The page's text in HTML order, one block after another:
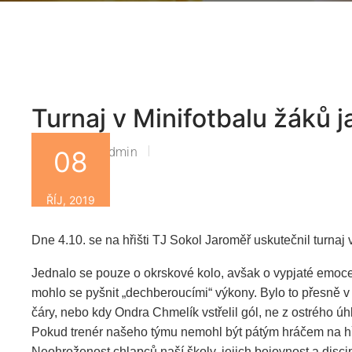
Turnaj v Minifotbalu žáků
By Zsbn-Admin
08
ŘÍJ, 2019
Dne 4.10. se na hřišti TJ Sokol Jaroměř uskutečnil
Jednalo se pouze o okrskové kolo, avšak o vypjaté
mohlo se pyšnit „dechberoucími“ výkony. Bylo to přesně
čáry, nebo kdy Ondra Chmel ík vstřelil gól, ne z ostrého
Pokud trenér našeho týmu nemohl být pátým hráčem na